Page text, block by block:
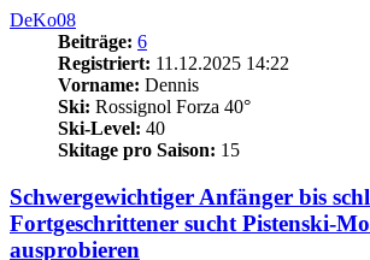
DeKo08
Beiträge: 6
Registriert: 11.12.2025 14:22
Vorname: Dennis
Ski: Rossignol Forza 40°
Ski-Level: 40
Skitage pro Saison: 15
Schwergewichtiger Anfänger bis
Fortgeschrittener sucht Pistenski-
ausprobieren